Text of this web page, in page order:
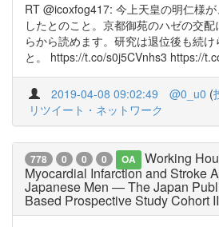
RT @icoxfog417: 今上天皇の明仁様
したとのこと。京都御苑のハゼの交
らから読めます。研究は退位後も続け
と。 https://t.co/s0j5CVnhs3 https://
2019-04-08 09:02:49 @0_u0 (
リツイート・ネットワーク
778 0 0 0 OA
Working
Myocardial Infarction and Stroke
Japanese Men ― The Japan
Based Prospective Study Cohort